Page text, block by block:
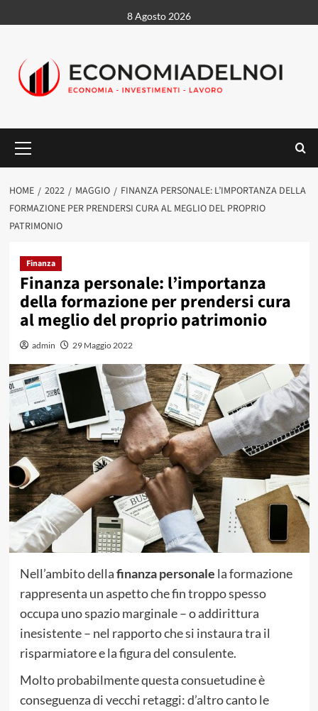
al
8 Agosto 2026
principale
HOME 2022 MAGGIO
FINANZA PERSONALE: L’IMPORTANZA DELLA
FORMAZIONE PER PRENDERSI CURA AL MEGLIO DEL PROPRIO
PATRIMONIO
Finanza
Finanza personale: l’importanza
della formazione per prendersi cura
al meglio del proprio patrimonio
admin 29 Maggio 2022
Nell’ambito dellafinanza personale la formazione
rappresenta un aspetto che fin troppo spesso
occupa uno spazio marginale – o addirittura
inesistente – nel rapporto che si instaura tra il
risparmiatore e la figura del consulente.
Molto probabilmente questa consuetudine è
conseguenza di vecchi retaggi: d’altro canto le